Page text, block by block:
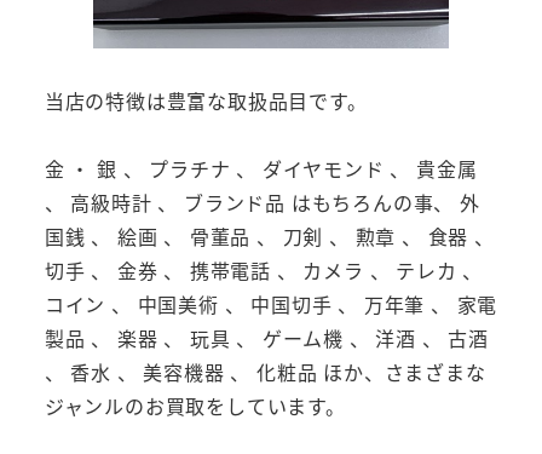
当店の特徴は豊富な取扱品目です。
金 ・ 銀 、 プラチナ 、 ダイヤモンド 、 貴金属
、 高級時計 、 ブランド品 はもちろんの事、 外
国銭 、 絵画 、 骨董品 、 刀剣 、 勲章 、 食器 、
切手 、 金券 、 携帯電話 、 カメラ 、 テレカ 、
コイン 、 中国美術 、 中国切手 、 万年筆 、 家電
製品 、 楽器 、 玩具 、 ゲーム機 、 洋酒 、 古酒
、 香水 、 美容機器 、 化粧品 ほか、さまざまな
ジャンルのお買取をしています。